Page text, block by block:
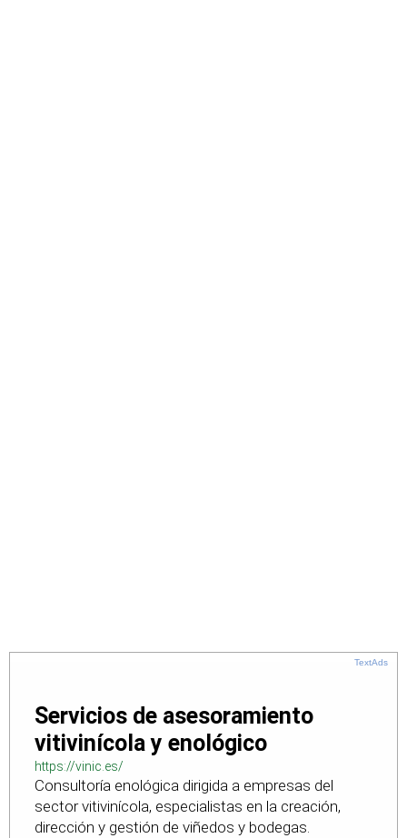
TextAds
Servicios de asesoramiento
vitivinícola y enológico
https://vinic.es/
Consultoría enológica dirigida a empresas del
sector vitivinícola, especialistas en la creación,
dirección y gestión de viñedos y bodegas.